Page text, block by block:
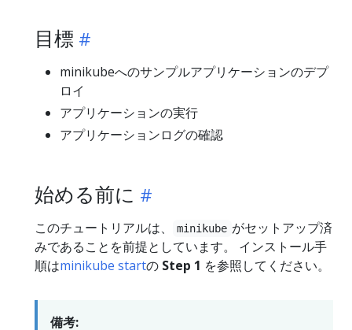
目標
minikubeへのサンプルアプリケーションのデプ
ロイ
アプリケーションの実行
アプリケーションログの確認
始める前に
このチュートリアルは、 minikube がセットアップ済
みであることを前提としています。 インストール手
順はminikube startの Step 1 を参照してください。
備考: